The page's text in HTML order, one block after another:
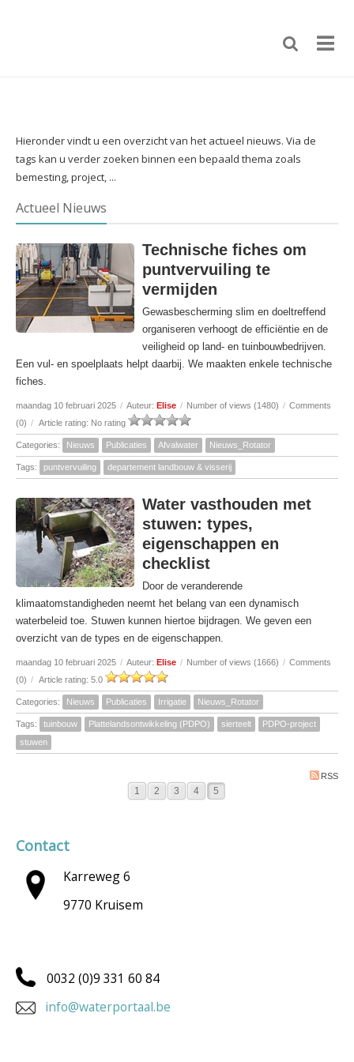
Hieronder vindt u een overzicht van het actueel nieuws. Via de
tags kan u verder zoeken binnen een bepaald thema zoals
bemesting, project, ...
Actueel Nieuws
Technische fiches om
puntvervuiling te
vermijden
Gewasbescherming slim en doeltreffend
organiseren verhoogt de efficiëntie en de
veiligheid op land- en tuinbouwbedrijven.
Een vul- en spoelplaats helpt daarbij. We maakten enkele technische
fiches.
maandag 10 februari 2025 / Auteur: Elise / Number of views (1480) / Comments
(0) / Article rating: No rating
Categories: Nieuws Publicaties Afvalwater Nieuws_Rotator
Tags: puntvervuiling departement landbouw & visserij
Water vasthouden met
stuwen: types,
eigenschappen en
checklist
Door de veranderende
klimaatomstandigheden neemt het belang van een dynamisch
waterbeleid toe. Stuwen kunnen hiertoe bijdragen. We geven een
overzicht van de types en de eigenschappen.
maandag 10 februari 2025 / Auteur: Elise / Number of views (1666) / Comments
(0) / Article rating: 5.0
Categories: Nieuws Publicaties Irrigatie Nieuws_Rotator
Tags: tuinbouw Plattelandsontwikkeling (PDPO) sierteelt
PDPO-project
stuwen
RSS
1 2 3 4 5
Contact
Karreweg 6
9770 Kruisem
0032 (0)9 331 60 84
info@waterportaal.be